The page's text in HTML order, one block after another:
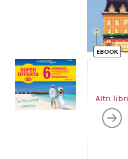
EBOOK
Altri libri